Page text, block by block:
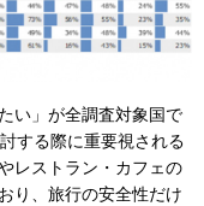
い」が全調査対象国で
する際に重要視される
レストラン・カフェの
り、旅行の安全性だけ